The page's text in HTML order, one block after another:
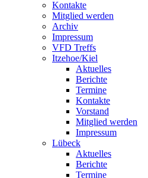
Kontakte
Mitglied werden
Archiv
Impressum
VFD Treffs
Itzehoe/Kiel
Aktuelles
Berichte
Termine
Kontakte
Vorstand
Mitglied werden
Impressum
Lübeck
Aktuelles
Berichte
Termine